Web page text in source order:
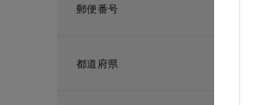
郵便番号
都道府県